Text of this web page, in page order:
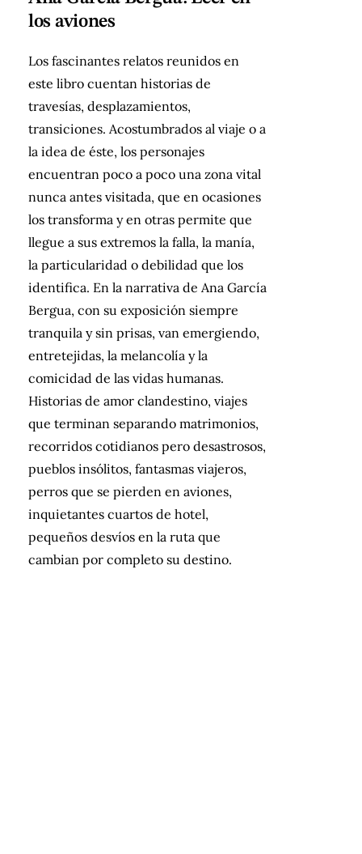
los aviones
Los fascinantes relatos reunidos en
este libro cuentan historias de
travesías, desplazamientos,
transiciones. Acostumbrados al viaje o a
la idea de éste, los personajes
encuentran poco a poco una zona vital
nunca antes visitada, que en ocasiones
los transforma y en otras permite que
llegue a sus extremos la falla, la manía,
la particularidad o debilidad que los
identifica. En la narrativa de Ana García
Bergua, con su exposición siempre
tranquila y sin prisas, van emergiendo,
entretejidas, la melancolía y la
comicidad de las vidas humanas.
Historias de amor clandestino, viajes
que terminan separando matrimonios,
recorridos cotidianos pero desastrosos,
pueblos insólitos, fantasmas viajeros,
perros que se pierden en aviones,
inquietantes cuartos de hotel,
pequeños desvíos en la ruta que
cambian por completo su destino.